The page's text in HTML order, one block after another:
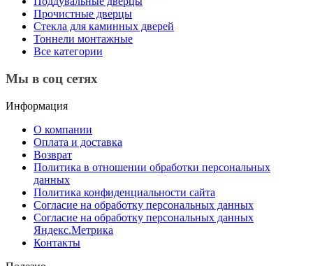
Прочистные дверцы
Стекла для каминных дверей
Тоннели монтажные
Все категории
Мы в соц сетях
Информация
О компании
Оплата и доставка
Возврат
Политика в отношении обработки персональных
данных
Политика конфиденциальности сайта
Согласие на обработку персональных данных
Согласие на обработку персональных данных
Яндекс.Метрика
Контакты